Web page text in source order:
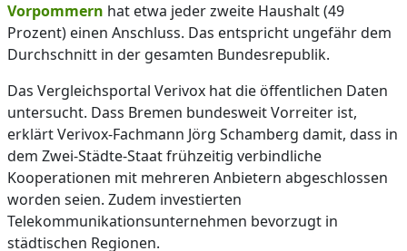
Vorpommern hat etwa jeder zweite Haushalt (49
Prozent) einen Anschluss. Das entspricht ungefähr dem
Durchschnitt in der gesamten Bundesrepublik.
Das Vergleichsportal Verivox hat die öffentlichen Daten
untersucht. Dass Bremen bundesweit Vorreiter ist,
erklärt Verivox-Fachmann Jörg Schamberg damit, dass in
dem Zwei-Städte-Staat frühzeitig verbindliche
Kooperationen mit mehreren Anbietern abgeschlossen
worden seien. Zudem investierten
Telekommunikationsunternehmen bevorzugt in
städtischen Regionen.